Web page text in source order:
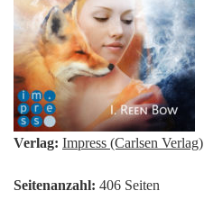
Verlag: Impress (Carlsen Verlag)
Seitenanzahl: 406 Seiten